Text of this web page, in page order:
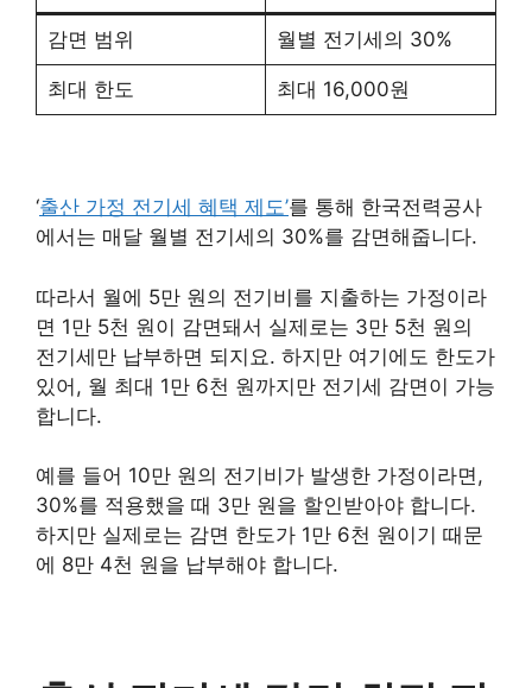
감면 범위 월별 전기세의 30%
최대 한도 최대 16,000원
‘출산 가정 전기세 혜택 제도’를 통해 한국전력공사
에서는 매달 월별 전기세의 30%를 감면해줍니다.
따라서 월에 5만 원의 전기비를 지출하는 가정이라
면 1만 5천 원이 감면돼서 실제로는 3만 5천 원의
전기세만 납부하면 되지요. 하지만 여기에도 한도가
있어, 월 최대 1만 6천 원까지만 전기세 감면이 가능
합니다.
예를 들어 10만 원의 전기비가 발생한 가정이라면,
30%를 적용했을 때 3만 원을 할인받아야 합니다.
하지만 실제로는 감면 한도가 1만 6천 원이기 때문
에 8만 4천 원을 납부해야 합니다.